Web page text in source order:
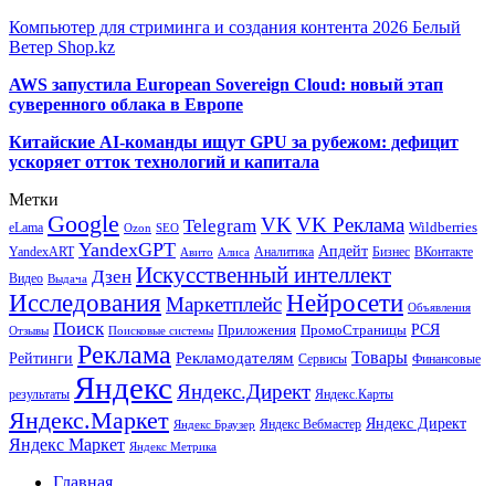
Компьютер для стриминга и создания контента 2026 Белый
Ветер Shop.kz
AWS запустила European Sovereign Cloud: новый этап
суверенного облака в Европе
Китайские AI-команды ищут GPU за рубежом: дефицит
ускоряет отток технологий и капитала
Метки
eLama Google Ozon SEO Telegram VK VK Реклама Wildberries
YandexART YandexGPT Авито Алиса Аналитика Апдейт Бизнес ВКонтакте
Видео Выдача Дзен Искусственный интеллект
Исследования МаркетплейсНейросети Объявления
Отзывы Поиск Поисковые системы Приложения ПромоСтраницы РСЯ
Рейтинги Реклама Рекламодателям Сервисы Товары Финансовые
результаты Яндекс Яндекс.Директ Яндекс.Карты
Яндекс.Маркет Яндекс Браузер Яндекс Вебмастер Яндекс Директ
Яндекс Маркет Яндекс Метрика
Главная